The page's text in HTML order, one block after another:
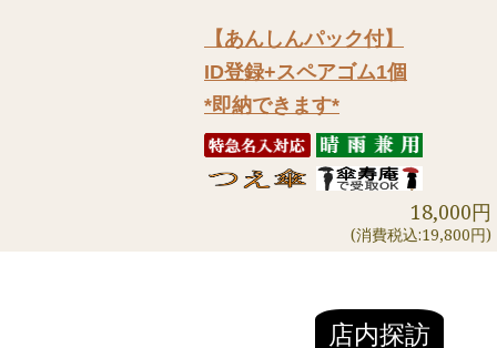
【あんしんパック付】
ID登録+スペアゴム1個
*即納できます*
18,000円
(消費税込:19,800円)